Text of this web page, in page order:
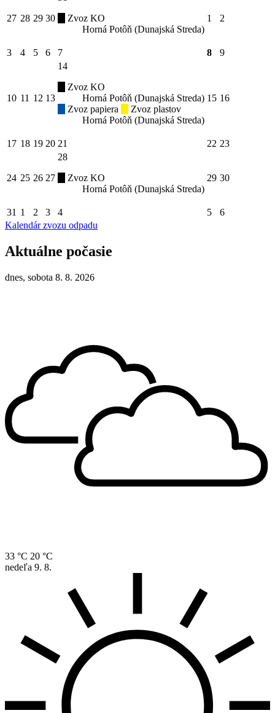
27 28 29 30
Zvoz KO
Horná Potôň (Dunajská Streda)
1 2
3 4 5 6 7 8 9
10 11 12 13
14
Zvoz KO
Horná Potôň (Dunajská Streda)
Zvoz papiera
Zvoz plastov
Horná Potôň (Dunajská Streda)
15 16
17 18 19 20 21 22 23
24 25 26 27
28
Zvoz KO
Horná Potôň (Dunajská Streda)
29 30
31 1 2 3 4 5
6
Kalendár zvozu odpadu
Aktuálne počasie
dnes, sobota 8. 8. 2026
33 °C 20 °C
nedeľa 9. 8.